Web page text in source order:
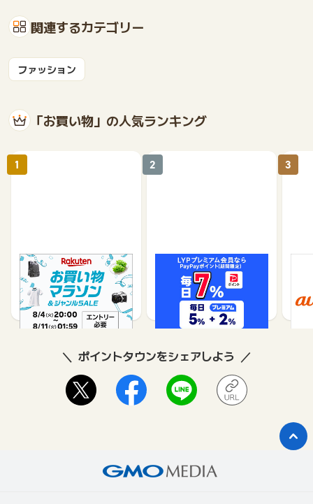
関連するカテゴリー
ファッション
「お買い物」の人気ランキング
楽天市場
1%
1
Yahoo!ショッピング
1%
2 3
ポイントタウンをシェアしよう